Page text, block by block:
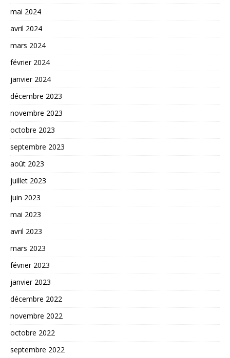
mai 2024
avril 2024
mars 2024
février 2024
janvier 2024
décembre 2023
novembre 2023
octobre 2023
septembre 2023
août 2023
juillet 2023
juin 2023
mai 2023
avril 2023
mars 2023
février 2023
janvier 2023
décembre 2022
novembre 2022
octobre 2022
septembre 2022